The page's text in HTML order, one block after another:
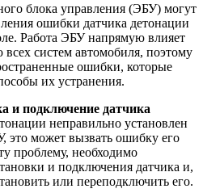
блока управления (ЭБУ) могут
ошибки датчика детонации
Работа ЭБУ напрямую влияет
систем автомобиля, поэтому
ошибки, которые
их устранения.
и подключение датчика
неправильно установлен
это может вызвать ошибку его
проблему, необходимо
и подключения датчика и,
или переподключить его.